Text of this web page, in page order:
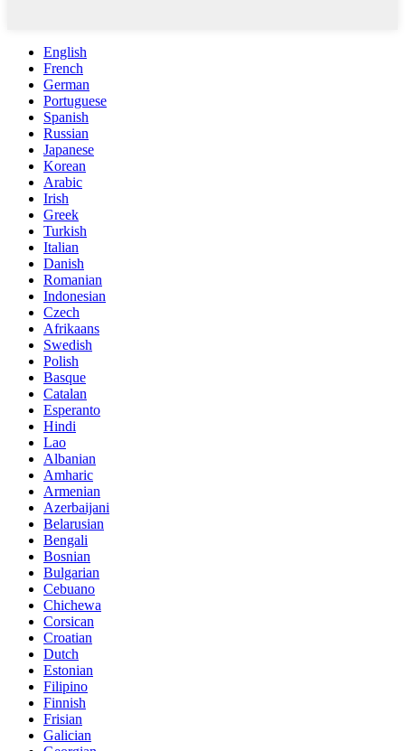
English
French
German
Portuguese
Spanish
Russian
Japanese
Korean
Arabic
Irish
Greek
Turkish
Italian
Danish
Romanian
Indonesian
Czech
Afrikaans
Swedish
Polish
Basque
Catalan
Esperanto
Hindi
Lao
Albanian
Amharic
Armenian
Azerbaijani
Belarusian
Bengali
Bosnian
Bulgarian
Cebuano
Chichewa
Corsican
Croatian
Dutch
Estonian
Filipino
Finnish
Frisian
Galician